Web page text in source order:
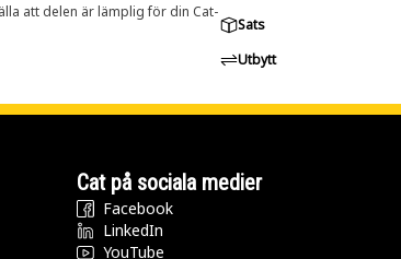
att delen är lämplig för din Cat-
Sats
Utbytt
Cat på sociala medier
Facebook
LinkedIn
YouTube